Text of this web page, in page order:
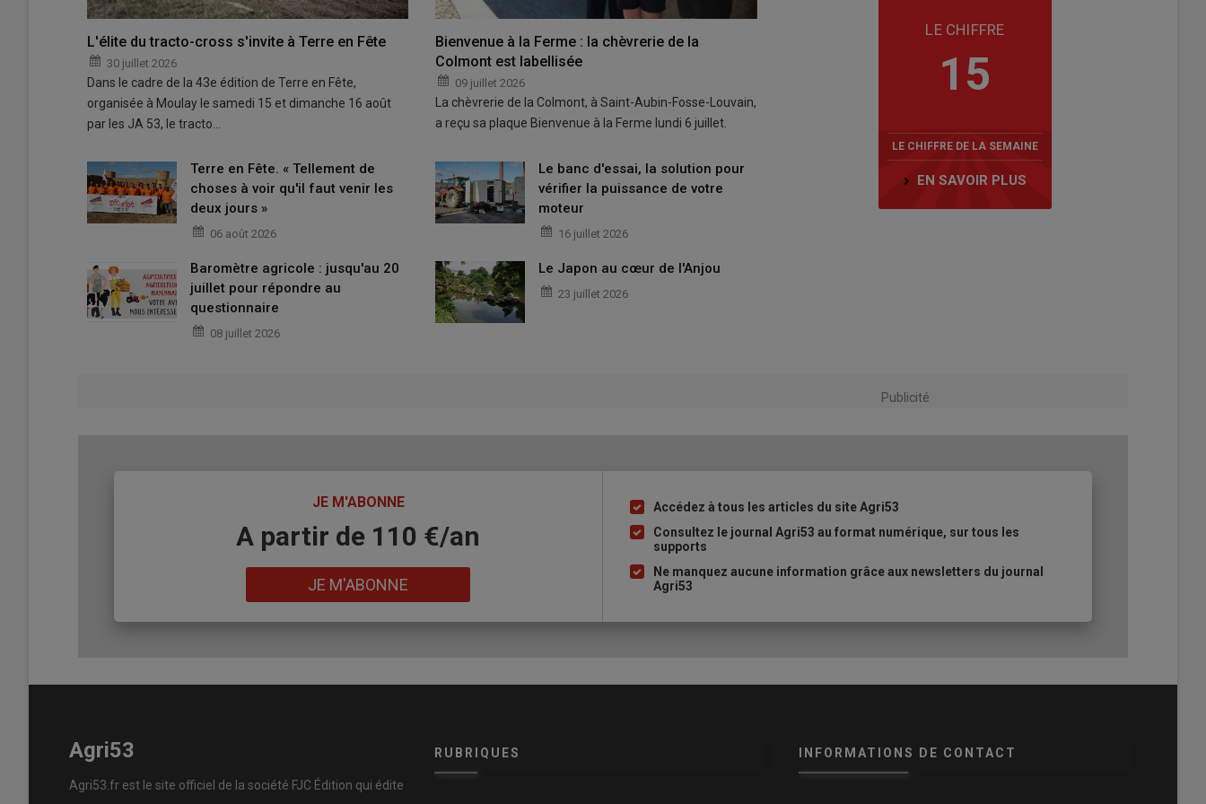
L'élite du tracto-cross s'invite à Terre en Fête
30 juillet 2026
Dans le cadre de la 43e édition de Terre en Fête,
organisée à Moulay le samedi 15 et dimanche 16 août
par les JA 53, le tracto…
Bienvenue à la Ferme : la chèvrerie de la
Colmont est labellisée
09 juillet 2026
La chèvrerie de la Colmont, à Saint-Aubin-Fosse-Louvain,
a reçu sa plaque Bienvenue à la Ferme lundi 6 juillet.
Terre en Fête. « Tellement de
choses à voir qu'il faut venir les
deux jours »
06 août 2026
Le banc d'essai, la solution pour
vérifier la puissance de votre
moteur
16 juillet 2026
Baromètre agricole : jusqu'au 20
juillet pour répondre au
questionnaire
08 juillet 2026
Le Japon au cœur de l'Anjou
23 juillet 2026
LE CHIFFRE
15
LE CHIFFRE DE LA SEMAINE
EN SAVOIR PLUS
Publicité
JE M'ABONNE
A partir de 110 €/an
JE M'ABONNE
Liste
à
puce
Accédez à tous les articles du site Agri53
Consultez le journal Agri53 au format numérique, sur tous les
supports
Ne manquez aucune information grâce aux newsletters du journal
Agri53
Agri53
Agri53.fr est le site officiel de la société FJC Édition qui édite
RUBRIQUES INFORMATIONS DE CONTACT